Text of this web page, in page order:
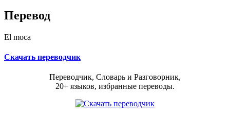
Перевод
El moca
Скачать переводчик
Переводчик, Словарь и Разговорник,
20+ языков, избранные переводы.